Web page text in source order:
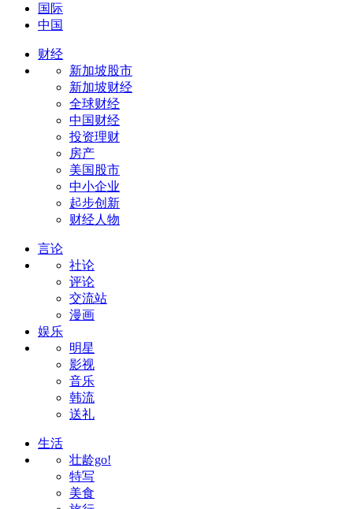
国际
中国
财经
新加坡股市
新加坡财经
全球财经
中国财经
投资理财
房产
美国股市
中小企业
起步创新
财经人物
言论
社论
评论
交流站
漫画
娱乐
明星
影视
音乐
韩流
送礼
生活
壮龄go!
特写
美食